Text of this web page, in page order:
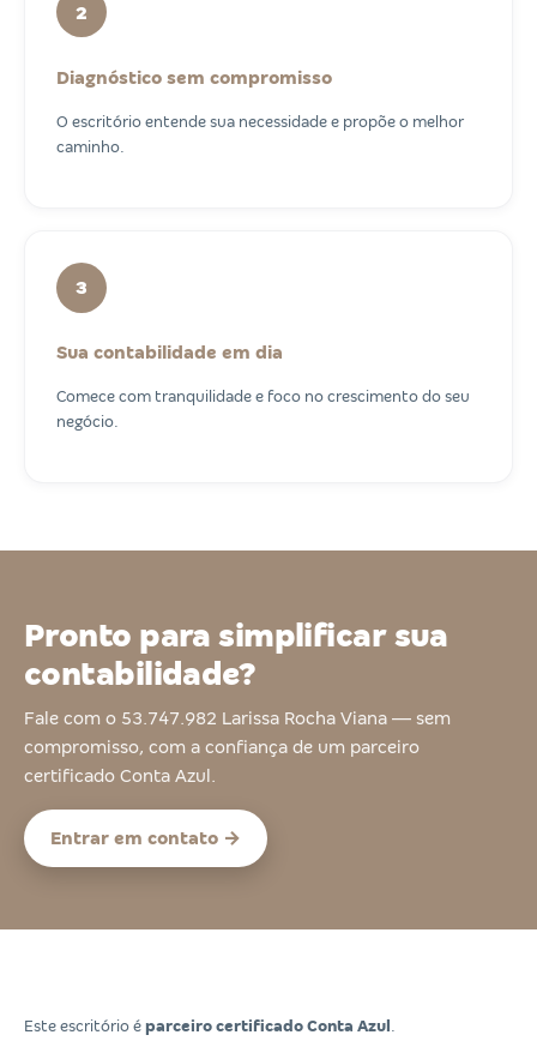
2
Diagnóstico sem compromisso
O escritório entende sua necessidade e propõe o melhor
caminho.
3
Sua contabilidade em dia
Comece com tranquilidade e foco no crescimento do seu
negócio.
Pronto para simplificar sua
contabilidade?
Fale com o 53.747.982 Larissa Rocha Viana — sem
compromisso, com a confiança de um parceiro
certificado Conta Azul.
Entrar em contato →
Este escritório é parceiro certificado Conta Azul